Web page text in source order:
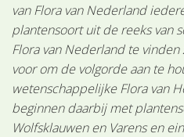
van Flora van Nederland
plantensoort uit de reeks van
Flora van Nederland te
voor om de volgorde aan te
wetenschappelijke Flora van
beginnen daarbij met
Wolfsklauwen en Varens en